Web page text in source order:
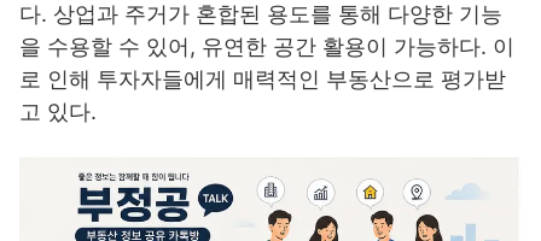
다. 상업과 주거가 혼합된 용도를 통해 다양한 기능
을 수용할 수 있어, 유연한 공간 활용이 가능하다. 이
로 인해 투자자들에게 매력적인 부동산으로 평가받
고 있다.